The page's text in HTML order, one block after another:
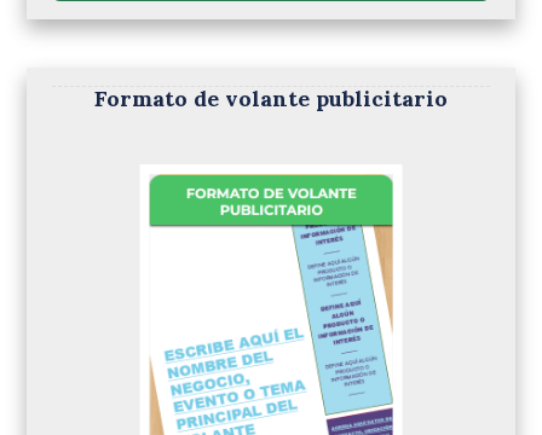
Formato de volante publicitario